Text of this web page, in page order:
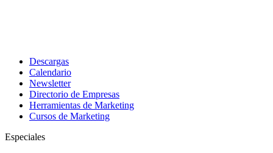
Descargas
Calendario
Newsletter
Directorio de Empresas
Herramientas de Marketing
Cursos de Marketing
Especiales